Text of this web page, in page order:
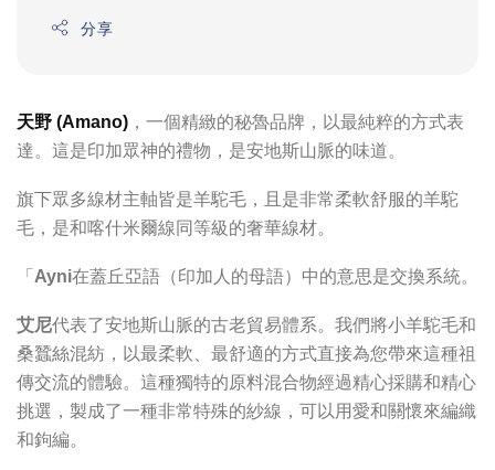
分享
天野 (Amano) ，一個精緻的秘魯品牌，以最純粹的方式表
達。這是印加眾神的禮物，是安地斯山脈的味道。
旗下眾多線材主軸皆是羊駝毛，且是非常柔軟舒服的羊駝
毛，是和喀什米爾線同等級的奢華線材。
「 Ayni在蓋丘亞語（印加人的母語）中的意思是交換系統。
艾尼代表了安地斯山脈的古老貿易體系。我們將小羊駝毛和
桑蠶絲混紡，以最柔軟、最舒適的方式直接為您帶來這種祖
傳交流的體驗。這種獨特的原料混合物經過精心採購和精心
挑選，製成了一種非常特殊的紗線，可以用愛和關懷來編織
和鉤編。